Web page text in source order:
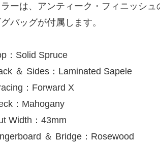
ーは、アンティーク・フィニッシュ
バッグが付属します。
：Solid Spruce
＆ Sides：Laminated Sapele
：Forward X
：Mahogany
Width：43mm
＆ Bridge：Rosewood